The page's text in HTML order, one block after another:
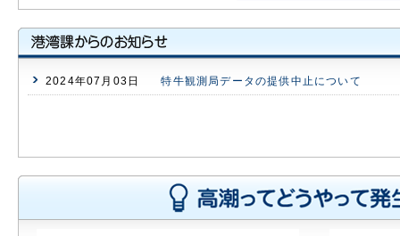
2024年07月03日 特牛観測局データの提供中止について